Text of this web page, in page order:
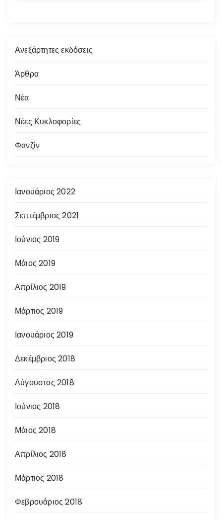
Ανεξάρτητες εκδόσεις
Άρθρα
Νέα
Νέες Κυκλοφορίες
Φανζίν
Ιανουάριος 2022
Σεπτέμβριος 2021
Ιούνιος 2019
Μάιος 2019
Απρίλιος 2019
Μάρτιος 2019
Ιανουάριος 2019
Δεκέμβριος 2018
Αύγουστος 2018
Ιούνιος 2018
Μάιος 2018
Απρίλιος 2018
Μάρτιος 2018
Φεβρουάριος 2018